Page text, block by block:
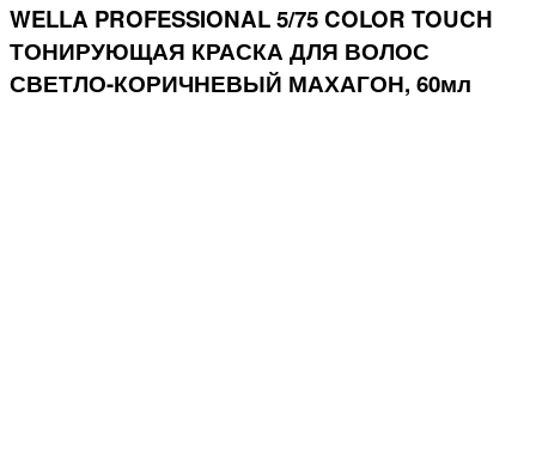
WELLA PROFESSIONAL 5/75 COLOR TOUCH
ТОНИРУЮЩАЯ КРАСКА ДЛЯ ВОЛОС
СВЕТЛО-КОРИЧНЕВЫЙ МАХАГОН, 60мл